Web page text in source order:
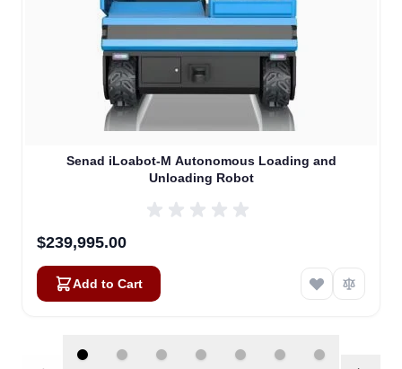
Senad iLoabot-M Autonomous Loading and
Unloading Robot
$239,995.00
Add to Cart